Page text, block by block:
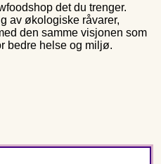
det du trenger.
av økologiske råvarer,
den samme visjonen som
bedre helse og miljø.